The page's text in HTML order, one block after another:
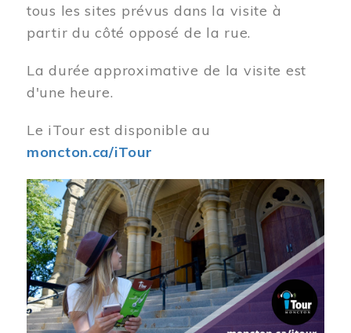
tous les sites prévus dans la visite à
partir du côté opposé de la rue.
La durée approximative de la visite est
d'une heure.
Le iTour est disponible au
moncton.ca/iTour